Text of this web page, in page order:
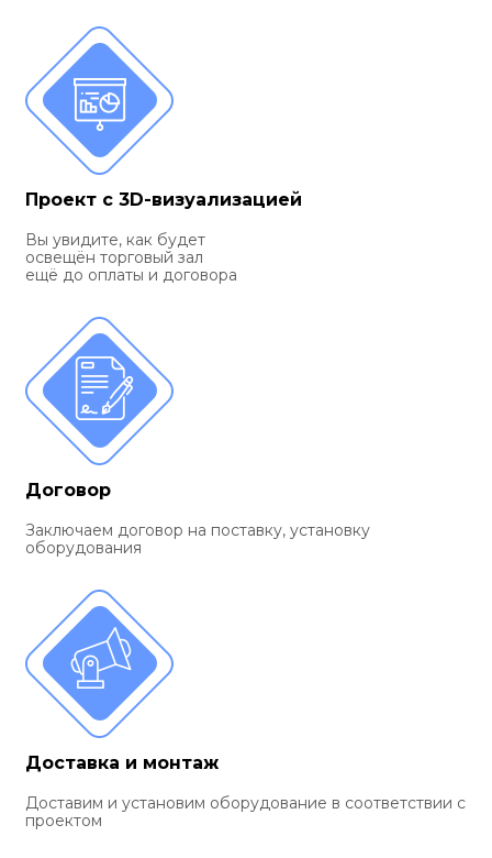
Проект с 3D-визуализацией
Вы увидите, как будет
освещён торговый зал
ещё до оплаты и договора
Договор
Заключаем договор на поставку, установку
оборудования
Доставка и монтаж
Доставим и установим оборудование в соответствии с
проектом